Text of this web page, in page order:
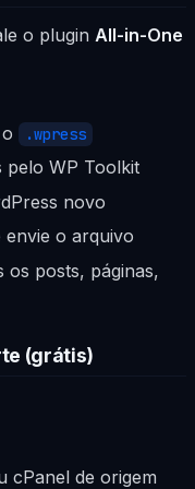
o plugin All-in-One
.wpress
pelo WP Toolkit
novo
envie o arquivo
os posts, páginas,
(grátis)
cPanel de origem